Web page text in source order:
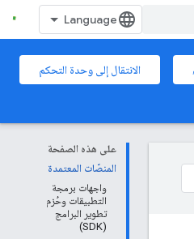
الانتقال إلى وحدة التحكم
على هذه الصفحة
المنصّات المعتمدة
واجهات برمجة
التطبيقات وحُزم
تطوير البرامج
(SDK)